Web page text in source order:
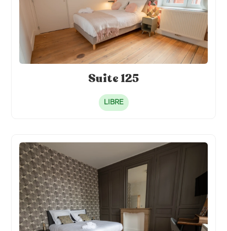
Suite 125
LIBRE